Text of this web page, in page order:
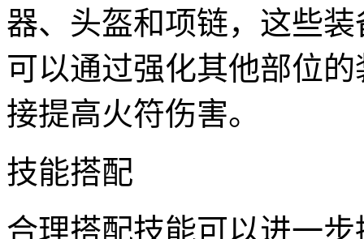
器、头盔和项链，这些
可以通过强化其他部位
接提高火符伤害。
技能搭配
合理搭配技能可以进一